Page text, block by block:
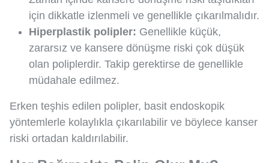
için dikkatle izlenmeli ve genellikle çıkarılmalıdır.
Hiperplastik polipler: Genellikle küçük,
zararsız ve kansere dönüşme riski çok düşük
olan poliplerdir. Takip gerektirse de genellikle
müdahale edilmez.
Erken teşhis edilen polipler, basit endoskopik
yöntemlerle kolaylıkla çıkarılabilir ve böylece kanser
riski ortadan kaldırılabilir.